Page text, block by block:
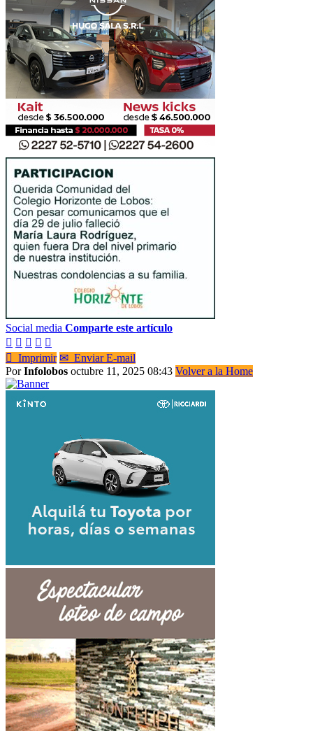
Social media Comparte este artículo
    
 Imprimir ✉ Enviar E-mail
PorInfolobos octubre 11, 2025 08:43 Volver a la Home